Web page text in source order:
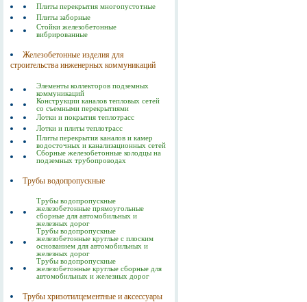
Плиты перекрытия многопустотные
Плиты заборные
Стойки железобетонные
вибрированные
Железобетонные изделия для
строительства инженерных коммуникаций
Элементы коллекторов подземных
коммуникаций
Конструкции каналов тепловых сетей
со съемными перекрытиями
Лотки и покрытия теплотрасс
Лотки и плиты теплотрасс
Плиты перекрытия каналов и камер
водосточных и канализационных сетей
Сборные железобетонные колодцы на
подземных трубопроводах
Трубы водопропускные
Трубы водопропускные
железобетонные прямоугольные
сборные для автомобильных и
железных дорог
Трубы водопропускные
железобетонные круглые с плоским
основанием для автомобильных и
железных дорог
Трубы водопропускные
железобетонные круглые сборные для
автомобильных и железных дорог
Трубы хризотилцементные и аксессуары